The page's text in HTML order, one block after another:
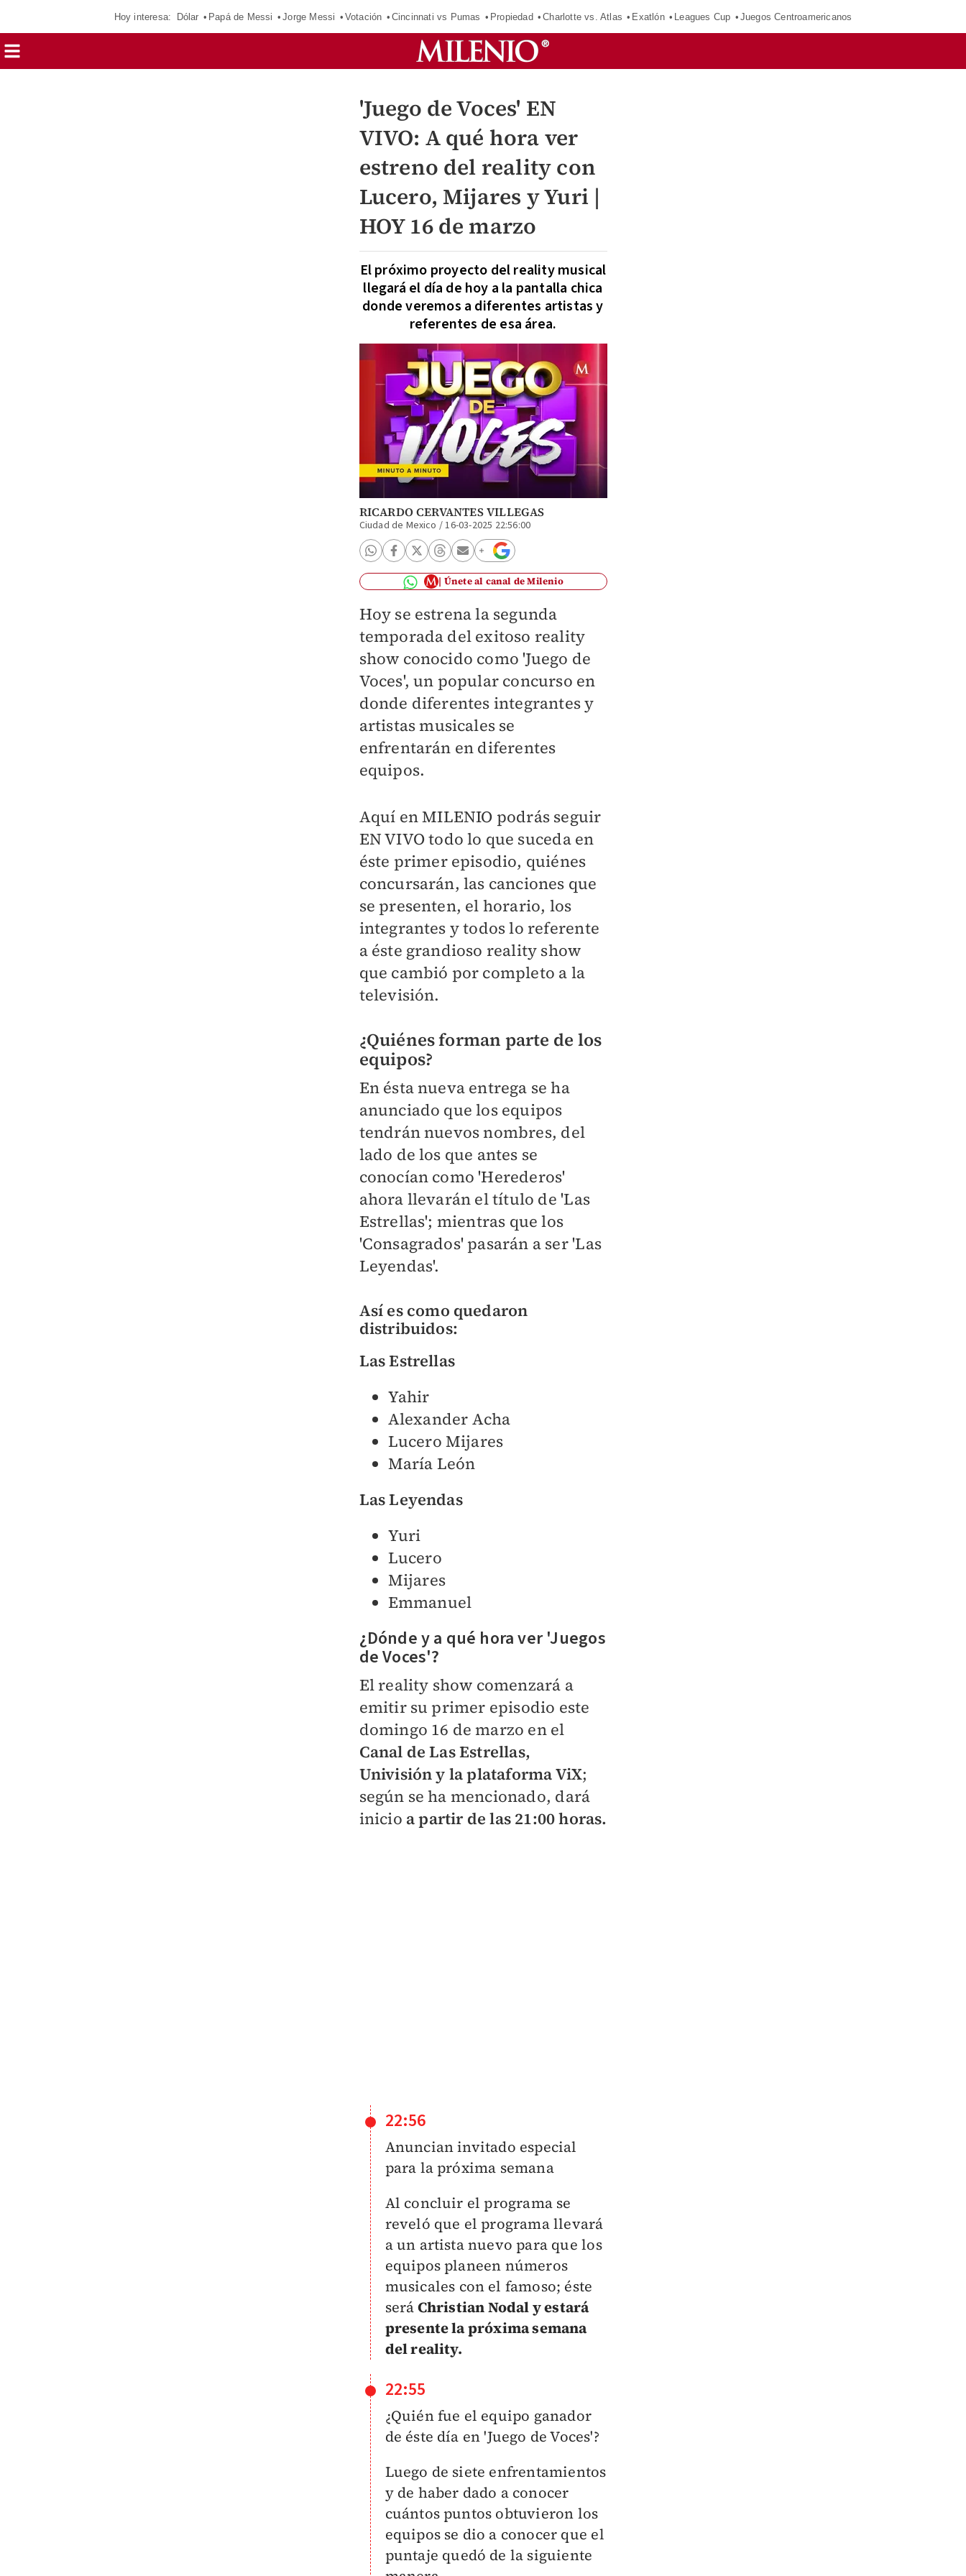
Hoy interesa: Dólar Papá de Messi Jorge Messi Votación Cincinnati vs Pumas Propiedad Charlotte vs. Atlas Exatlón Leagues Cup Juegos Centroamericanos
'Juego de Voces' EN
VIVO: A qué hora ver
estreno del reality con
Lucero, Mijares y Yuri |
HOY 16 de marzo
El próximo proyecto del reality musical
llegará el día de hoy a la pantalla chica
donde veremos a diferentes artistas y
referentes de esa área.
RICARDO CERVANTES VILLEGAS
Ciudad de Mexico /16-03-2025 22:56:00
Únete al canal de Milenio
Hoy se estrena la segunda
temporada del exitoso reality
show conocido como 'Juego de
Voces', un popular concurso en
donde diferentes integrantes y
artistas musicales se
enfrentarán en diferentes
equipos.
Aquí enMILENIO podrás seguir
EN VIVO todo lo que suceda en
éste primer episodio, quiénes
concursarán, las canciones que
se presenten, el horario, los
integrantes y todos lo referente
a éste grandioso reality show
que cambió por completo a la
televisión.
¿Quiénes forman parte de los
equipos?
En ésta nueva entrega se ha
anunciado que los equipos
tendrán nuevos nombres, del
lado de los que antes se
conocían como 'Herederos'
ahora llevarán el título de 'Las
Estrellas'; mientras que los
'Consagrados' pasarán a ser 'Las
Leyendas'.
Así es como quedaron
distribuidos:
Las Estrellas
Yahir
Alexander Acha
Lucero Mijares
María León
Las Leyendas
Yuri
Lucero
Mijares
Emmanuel
¿Dónde y a qué hora ver 'Juegos
de Voces'?
El reality show comenzará a
emitir su primer episodio este
domingo 16 de marzo en el
Canal de Las Estrellas,
Univisión y la plataforma ViX;
según se ha mencionado, dará
inicio a partir de las 21:00 horas.
22:56
Anuncian invitado especial
para la próxima semana
Al concluir el programa se
reveló que el programa llevará
a un artista nuevo para que los
equipos planeen números
musicales con el famoso; éste
seráChristian Nodal y estará
presente la próxima semana
del reality.
22:55
¿Quién fue el equipo ganador
de éste día en 'Juego de Voces'?
Luego de siete enfrentamientos
y de haber dado a conocer
cuántos puntos obtuvieron los
equipos se dio a conocer que el
puntaje quedó de la siguiente